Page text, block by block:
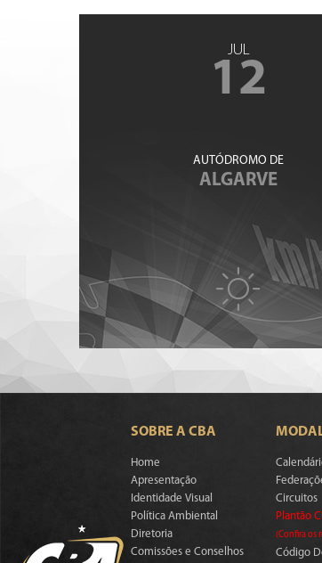
JUL
12
AUTÓDROMO DE
ALGARVE
SOBRE A CBA
Home
Apresentação
Identidade Visual
Política Ambiental
Diretoria
Comissões e Conselhos
Circuitos
Plantão
(Confira os
Código